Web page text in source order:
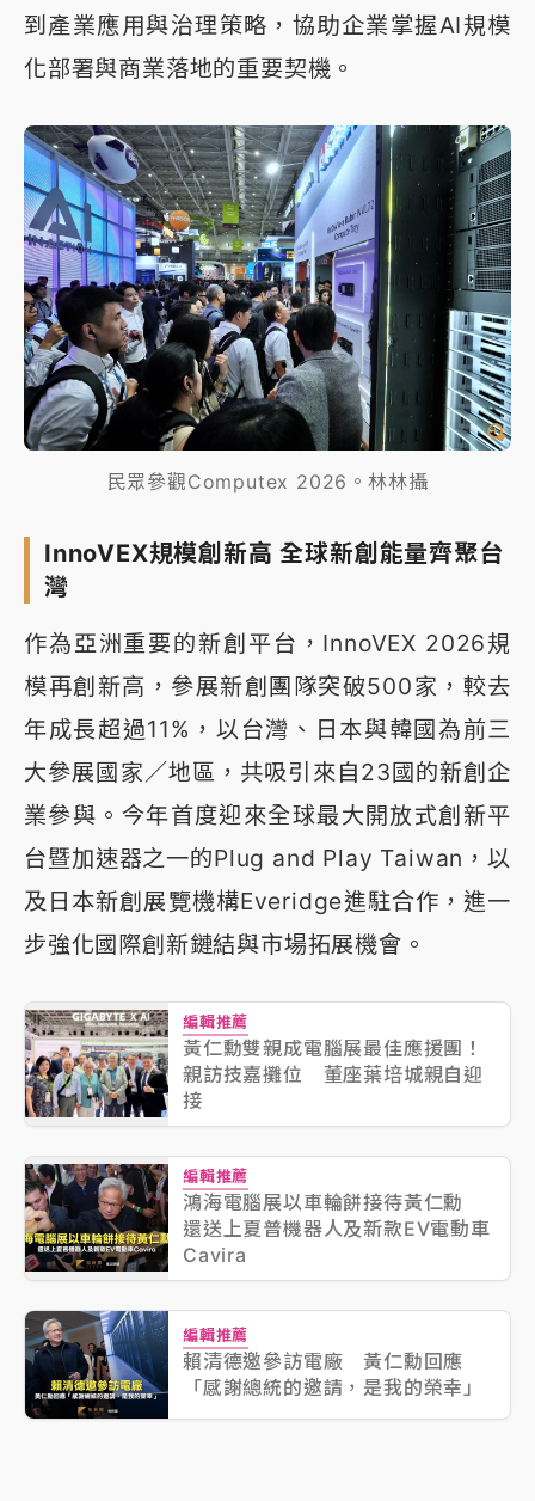
到產業應用與治理策略，協助企業掌握AI規模
化部署與商業落地的重要契機。
民眾參觀Computex 2026。林林攝
InnoVEX規模創新高 全球新創能量齊聚台
灣
作為亞洲重要的新創平台，InnoVEX 2026規
模再創新高，參展新創團隊突破500家，較去
年成長超過11%，以台灣、日本與韓國為前三
大參展國家／地區，共吸引來自23國的新創企
業參與。今年首度迎來全球最大開放式創新平
台暨加速器之一的Plug and Play Taiwan，以
及日本新創展覽機構Everidge進駐合作，進一
步強化國際創新鏈結與市場拓展機會。
編輯推薦
黃仁勳雙親成電腦展最佳應援團！
親訪技嘉攤位 董座葉培城親自迎
接
編輯推薦
鴻海電腦展以車輪餅接待黃仁勳
還送上夏普機器人及新款EV電動車
Cavira
編輯推薦
賴清德邀參訪電廠 黃仁勳回應
「感謝總統的邀請，是我的榮幸」